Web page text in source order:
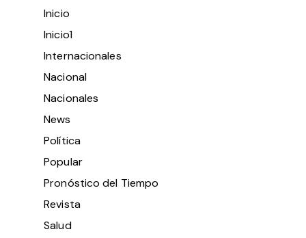
Inicio
Inicio1
Internacionales
Nacional
Nacionales
News
Política
Popular
Pronóstico del Tiempo
Revista
Salud